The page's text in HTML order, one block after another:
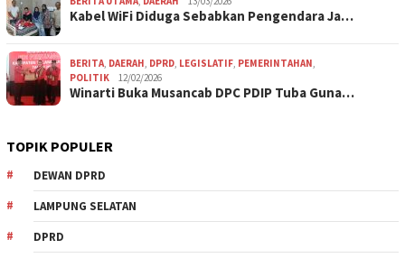
Kabel WiFi Diduga Sebabkan Pengendara Ja…
BERITA, DAERAH, DPRD, LEGISLATIF, PEMERINTAHAN,
POLITIK
12/02/2026
Winarti Buka Musancab DPC PDIP Tuba Guna…
TOPIK POPULER
DEWAN DPRD
LAMPUNG SELATAN
DPRD